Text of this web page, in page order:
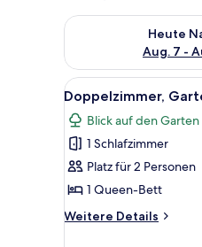
Heute
Aug. 7 -
Überprüfe die
Alle
Fotos
für
Doppelzimmer,
Gartenblick
anzeigen
3
Doppelzimmer,
Blick auf den Garten
1 Schlafzimmer
Platz für 2 Personen
1 Queen-Bett
Weitere Details
Weitere